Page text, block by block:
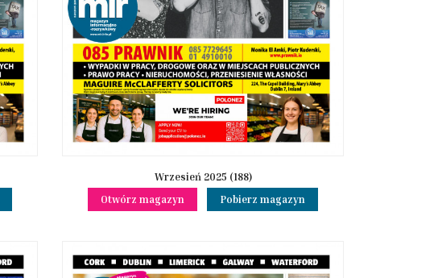
Wrzesień 2025 (188)
Otwórz magazyn
Pobierz magazyn